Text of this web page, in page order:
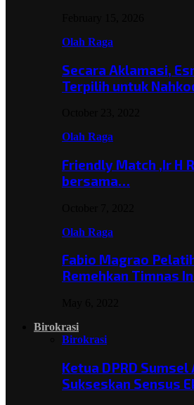
Olah Raga
Secara Aklamasi,
Terpilih untuk
Olah Raga
Friendly Match ,Ir H
bersama…
Olah Raga
Fabio Magrao
Remehkan Timnas
Birokrasi
Birokrasi
Ketua DPRD
Sukseskan Sensus